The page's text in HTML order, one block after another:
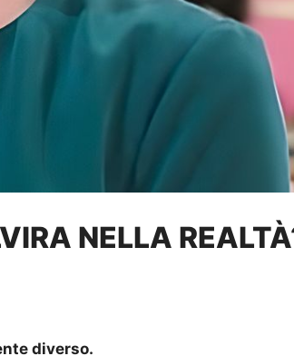
NELLA
diverso.